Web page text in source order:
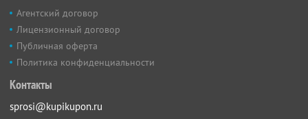
Агентский договор
Лицензионный договор
Публичная оферта
Политика конфиденциальности
Контакты
sprosi@kupikupon.ru